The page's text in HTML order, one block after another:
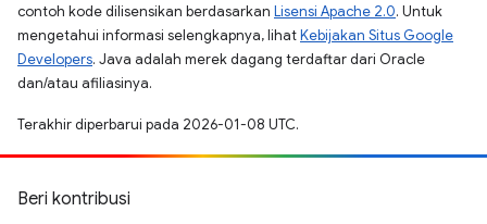
contoh kode dilisensikan berdasarkan Lisensi Apache 2.0. Untuk
mengetahui informasi selengkapnya, lihatKebijakan Situs Google
Developers. Java adalah merek dagang terdaftar dari Oracle
dan/atau afiliasinya.
Terakhir diperbarui pada 2026-01-08 UTC.
Beri kontribusi